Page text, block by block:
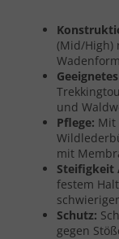
(Mid/High)
und
Pflege: Mit
mit
Steifigkeit
festem
Schutz:
gegen